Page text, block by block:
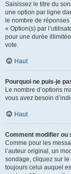
Saisissez le titre du
une option par ligne
le nombre de
« Option(s) par
pour une durée
vote.
Haut
Pourquoi ne puis-je
Le nombre d’options
vous avez besoin
Haut
Comment modifier ou
Comme pour les
l’auteur original, un
sondage, cliquez sur le
toujours celui auquel